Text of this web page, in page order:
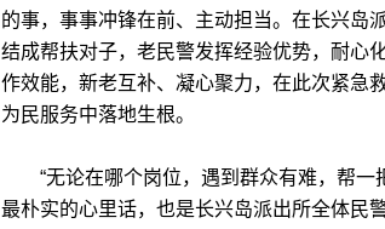
的事，事事冲锋在前、主动担当。在长兴岛
结成帮扶对子，老民警发挥经验优势，耐心
作效能，新老互补、凝心聚力，在此次紧急
为民服务中落地生根。
“无论在哪个岗位，遇到群众有难，帮一
最朴实的心里话，也是长兴岛派出所全体民